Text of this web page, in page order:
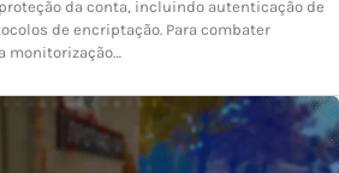
da conta, incluindo autenticação de
de encriptação. Para combater
monitorização…